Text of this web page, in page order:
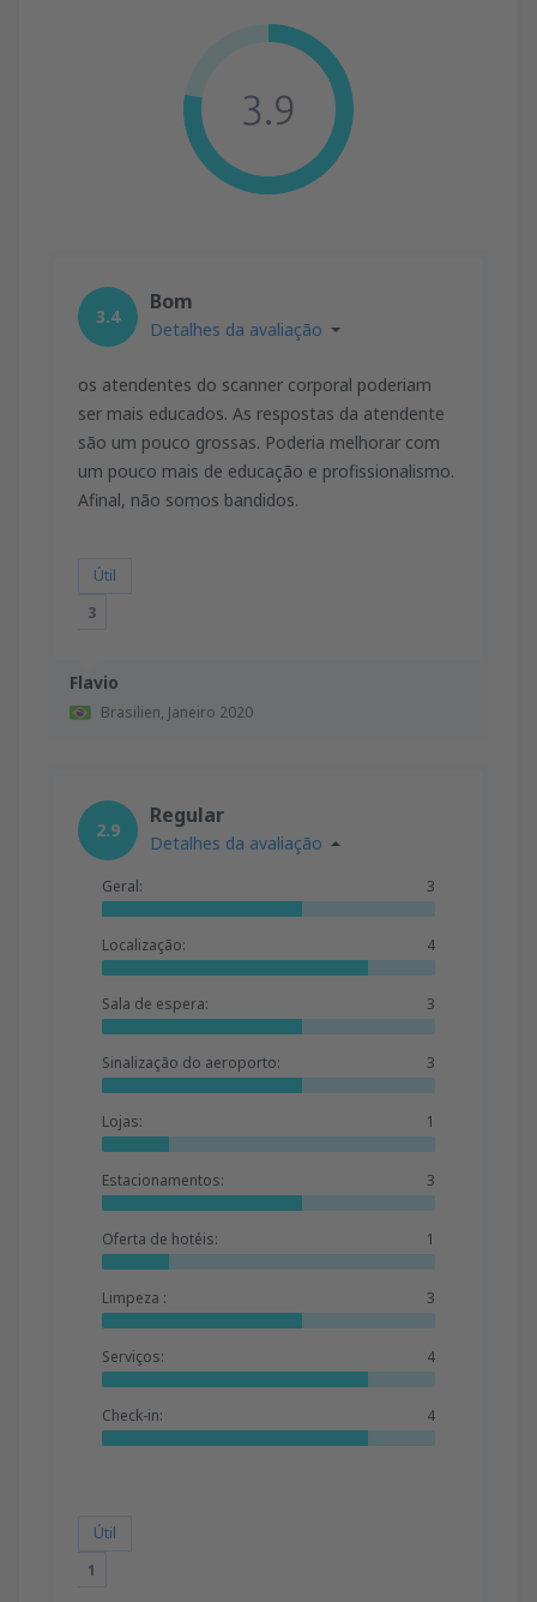
3.9
Flavio
Brasilien, Janeiro 2020
3.4
Bom
Detalhes da avaliação
os atendentes do scanner corporal poderiam
ser mais educados. As respostas da atendente
são um pouco grossas. Poderia melhorar com
um pouco mais de educação e profissionalismo.
Afinal, não somos bandidos.
Útil
3
2.9
Regular
Detalhes da avaliação
Geral: 3
Localização: 4
Sala de espera: 3
Sinalização do aeroporto: 3
Lojas: 1
Estacionamentos: 3
Oferta de hotéis: 1
Limpeza : 3
Serviços: 4
Check-in: 4
Útil
1